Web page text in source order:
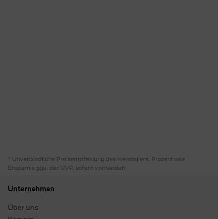
* Unverbindliche Preisempfehlung des Herstellers. Prozentuale
Ersparnis ggü. der UVP, sofern vorhanden
Unternehmen
Über uns